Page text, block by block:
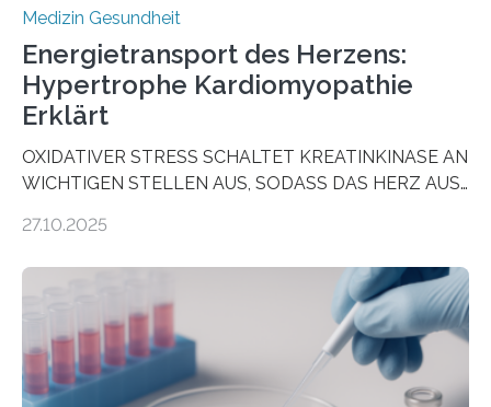
Medizin Gesundheit
Energietransport des Herzens:
Hypertrophe Kardiomyopathie
Erklärt
OXIDATIVER STRESS SCHALTET KREATINKINASE AN
WICHTIGEN STELLEN AUS, SODASS DAS HERZ AUS
aus dem Deutschen Zentrum für Herzinsuffizienz
im Journal Circulation, warum der Energietransport bei
der Hypertrophen Kardiomyopathie (HCM) versagen
kann und wie sich durch eine Verringerung der
Herzbelastung und des oxidativen Stresses
Rhythmusstörungen reduzieren lassen. Würzburg. Die
27.10.2025